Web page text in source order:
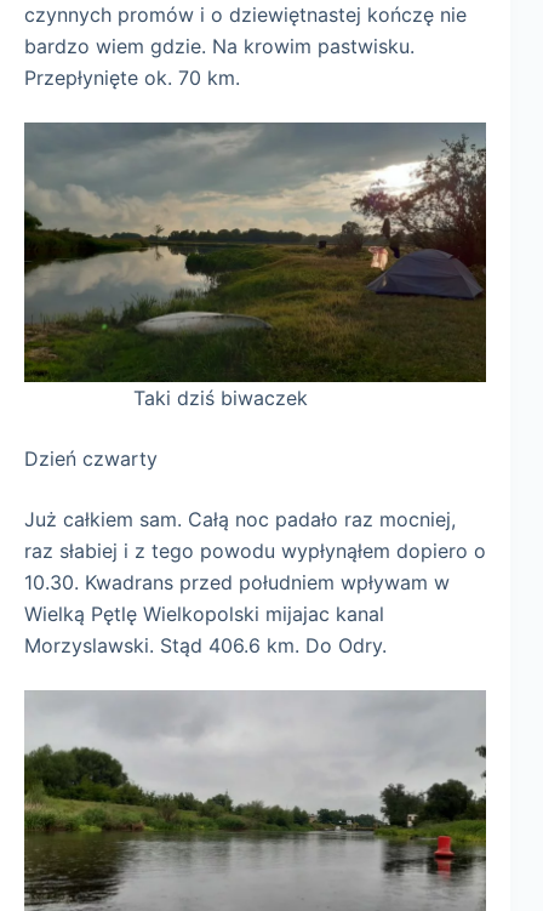
czynnych promów i o dziewiętnastej kończę nie
bardzo wiem gdzie. Na krowim pastwisku.
Przepłynięte ok. 70 km.
Taki dziś biwaczek
Dzień czwarty
Już całkiem sam. Całą noc padało raz mocniej,
raz słabiej i z tego powodu wypłynąłem dopiero o
10.30. Kwadrans przed południem wpływam w
Wielką Pętlę Wielkopolski mijajac kanal
Morzyslawski. Stąd 406.6 km. Do Odry.